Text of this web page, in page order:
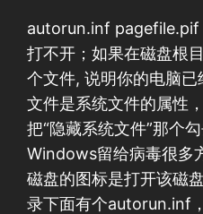
autorun.inf pagefile.pif
打不开；如果在磁盘根
个文件, 说明你的电脑
文件是系统文件的属性
把“隐藏系统文件”那个
Windows留给病毒很多
磁盘的图标是打开该磁
录下面有个autorun.inf